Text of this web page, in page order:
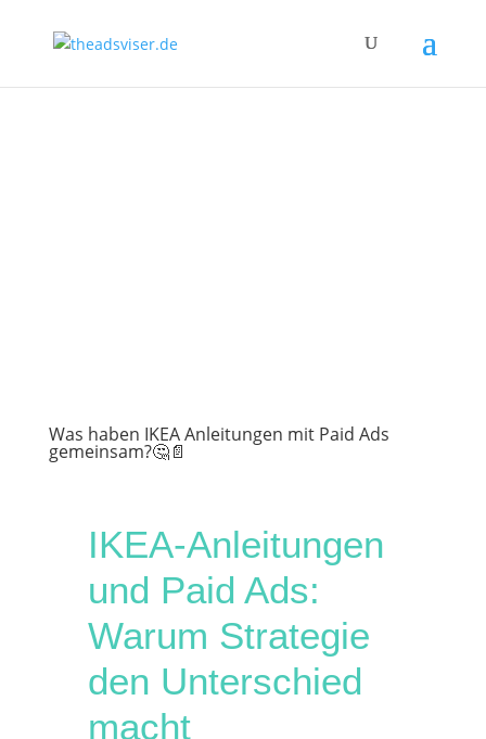
Was haben IKEA Anleitungen mit Paid Ads
gemeinsam?🤔📄
IKEA-Anleitungen
und Paid Ads:
Warum Strategie
den Unterschied
macht